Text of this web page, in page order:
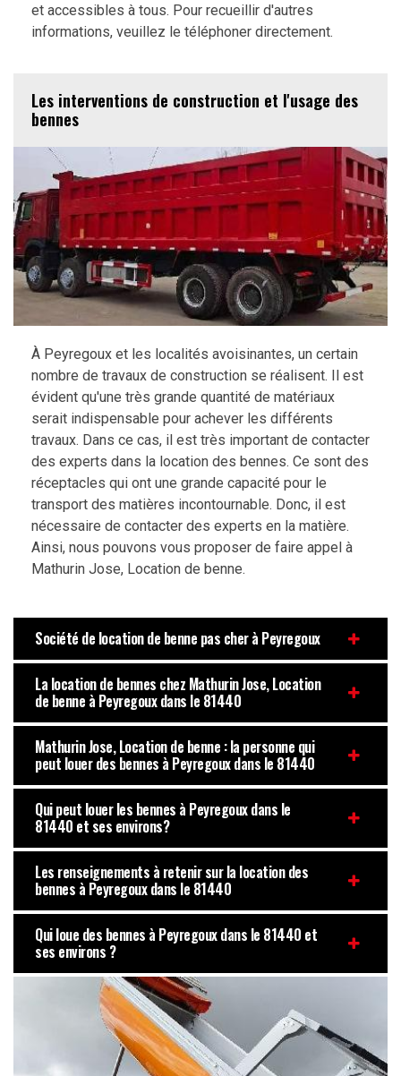
et accessibles à tous. Pour recueillir d'autres
informations, veuillez le téléphoner directement.
Les interventions de construction et l'usage des
bennes
À Peyregoux et les localités avoisinantes, un certain
nombre de travaux de construction se réalisent. Il est
évident qu'une très grande quantité de matériaux
serait indispensable pour achever les différents
travaux. Dans ce cas, il est très important de contacter
des experts dans la location des bennes. Ce sont des
réceptacles qui ont une grande capacité pour le
transport des matières incontournable. Donc, il est
nécessaire de contacter des experts en la matière.
Ainsi, nous pouvons vous proposer de faire appel à
Mathurin Jose, Location de benne.
Société de location de benne pas cher à Peyregoux
La location de bennes chez Mathurin Jose, Location
de benne à Peyregoux dans le 81440
Mathurin Jose, Location de benne : la personne qui
peut louer des bennes à Peyregoux dans le 81440
Qui peut louer les bennes à Peyregoux dans le
81440 et ses environs?
Les renseignements à retenir sur la location des
bennes à Peyregoux dans le 81440
Qui loue des bennes à Peyregoux dans le 81440 et
ses environs ?